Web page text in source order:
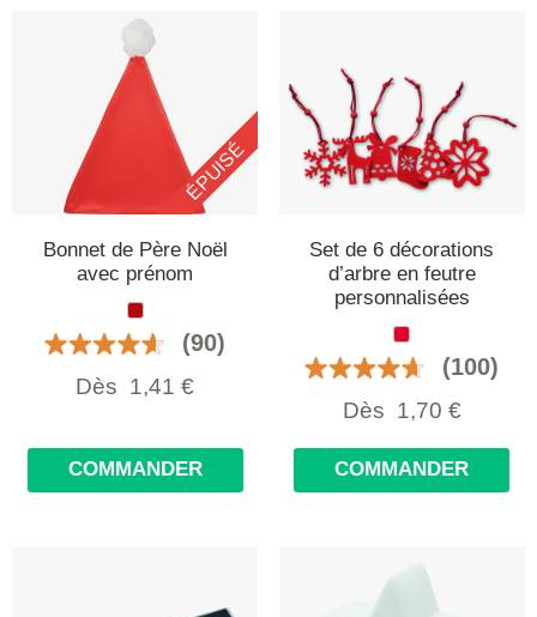
ÉPUISÉ
Bonnet de Père Noël
avec prénom
(90)
Dès 1,41 €
COMMANDER
Set de 6 décorations
d’arbre en feutre
personnalisées
(100)
Dès 1,70 €
COMMANDER